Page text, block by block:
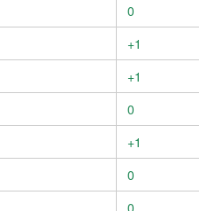
0
+1
+1
0
+1
0
0